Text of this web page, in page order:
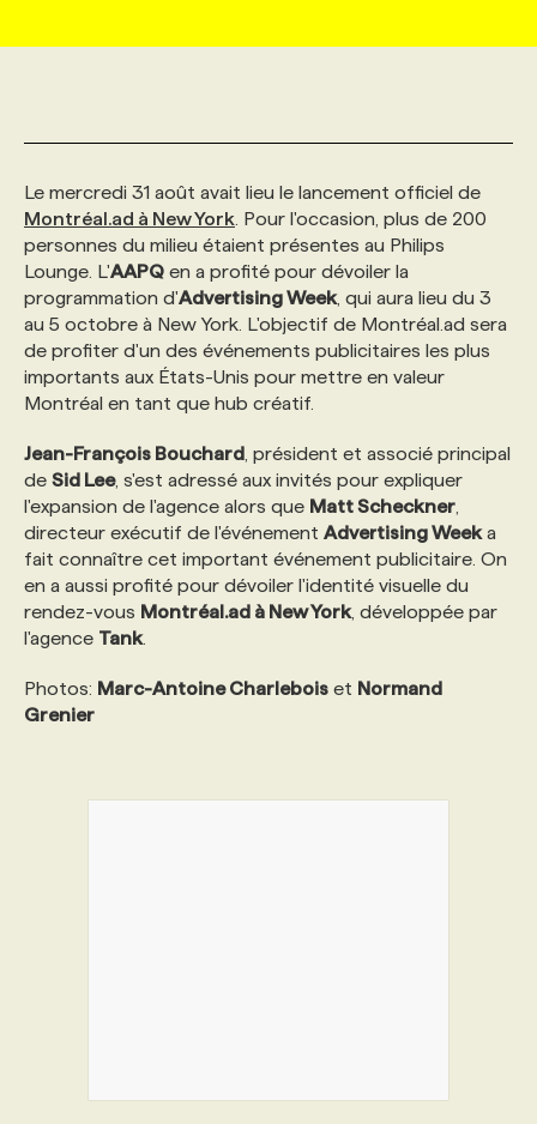
AFFAIRES DE L'INDUSTRIE
INITIATIVES NUMÉRIQUES
PRIX ET DISTINCTIONS
TENDANCES
WEB & MÉDIAS SOCIAUX
MARKETING DURABLE
GEO/SEO
ÉVÉNEMENTIEL
INFOLETTRE PUBLICITÉ
ANNONCEZ AVEC NOUS
CONSULTER LA CVTHÈQUE
PROFIL ENTREPRISE
FAQ
ANNONCEZ AVEC NOUS
VOIR LES OFFRES
PROFIL CANDIDAT
FAQ
ANNONCEZ AVEC NOUS
NOS FORMATIONS EN LIGNE
NOS PARCOURS DE FORMATIONS
FORMATIONS PERSONNALISÉES
NOS FORMATEUR‧RICES
POURQUOI CHOISIR NOS FORMATIONS
NOS TARIFS
PROGRAMMES DE SUBVENTIONS
CHASSE DE TÊTE
SERVICE DE CHASSE DE TÊTE
NOS TARIFS
NOS EXPERTISES
FAQ
ANNONCEZ AVEC NOUS
Le mercredi 31 août avait lieu le lancement officiel de
Montréal.ad à New York . Pour l'occasion, plus de 200
personnes du milieu étaient présentes au Philips
Lounge. L'AAPQ en a profité pour dévoiler la
programmation d'Advertising Week, qui aura lieu du 3
au 5 octobre à New York. L'objectif de Montréal.ad sera
de profiter d'un des événements publicitaires les plus
importants aux États-Unis pour mettre en valeur
Montréal en tant que hub créatif.
Jean-François Bouchard , président et associé principal
de Sid Lee, s'est adressé aux invités pour expliquer
l'expansion de l'agence alors que Matt Scheckner
directeur exécutif de l'événement Advertising Weeka
fait connaître cet important événement publicitaire. On
en a aussi profité pour dévoiler l'identité visuelle du
rendez-vous Montréal.ad à New York, développée par
l'agence Tank.
Photos: Marc-Antoine Charlebois et Normand
Grenier